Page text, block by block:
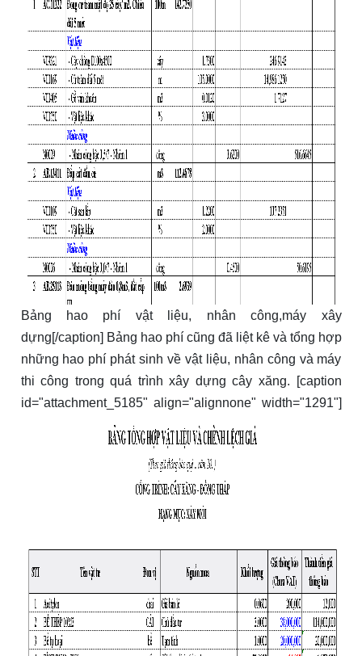
Bảng hao phí vật liệu, nhân công,máy xây
dựng[/caption] Bảng hao phí cũng đã liệt kê và tổng hợp
những hao phí phát sinh về vật liệu, nhân công và máy
thi công trong quá trình xây dựng cây xăng. [caption
id="attachment_5185" align="alignnone" width="1291"]